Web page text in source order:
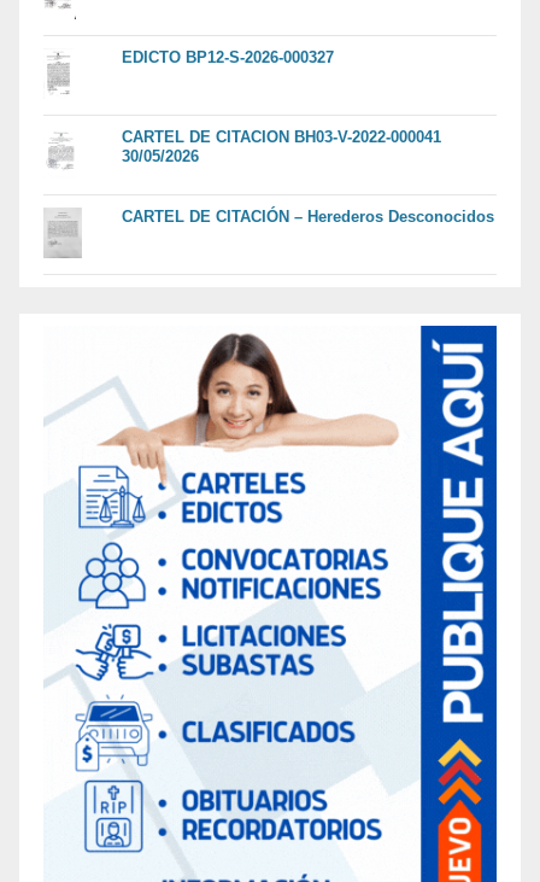
EDICTO BP12-S-2026-000327
CARTEL DE CITACION BH03-V-2022-000041
30/05/2026
CARTEL DE CITACIÓN – Herederos Desconocidos